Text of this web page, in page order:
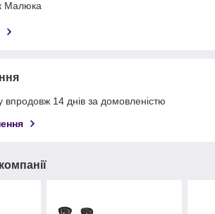
Малюка
впродовж 14 днів за домовленістю